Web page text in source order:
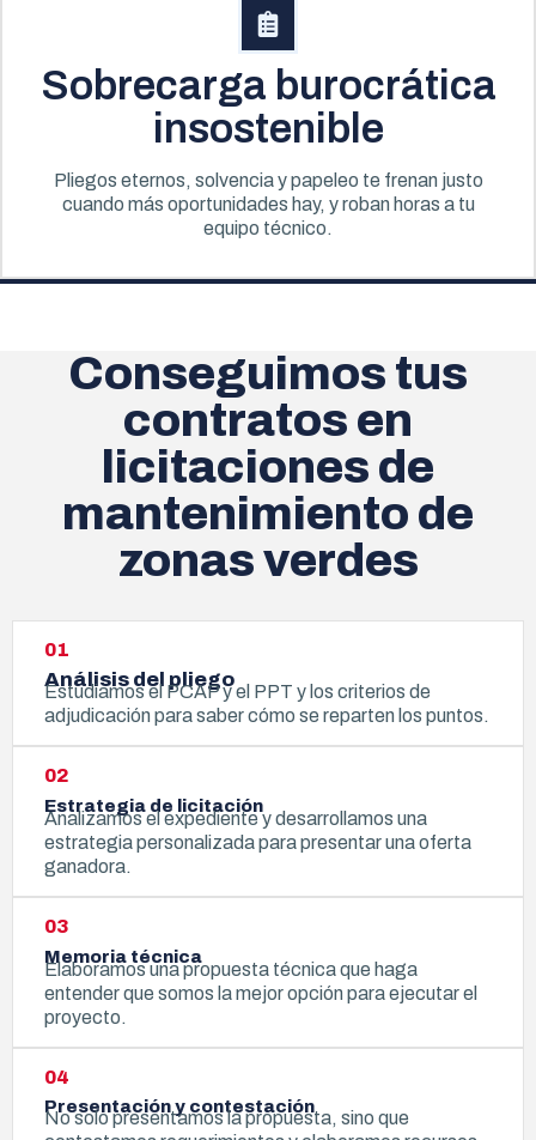
Sobrecarga burocrática
insostenible
Pliegos eternos, solvencia y papeleo te frenan justo
cuando más oportunidades hay, y roban horas a tu
equipo técnico.
Conseguimos tus
contratos en
licitaciones de
mantenimiento de
zonas verdes
01
Análisis del pliego
Estudiamos el PCAP y el PPT y los criterios de
adjudicación para saber cómo se reparten los puntos.
02
Estrategia de licitación
Analizamos el expediente y desarrollamos una
estrategia personalizada para presentar una oferta
ganadora.
03
Memoria técnica
Elaboramos una propuesta técnica que haga
entender que somos la mejor opción para ejecutar el
proyecto.
04
Presentación y contestación
No solo presentamos la propuesta, sino que